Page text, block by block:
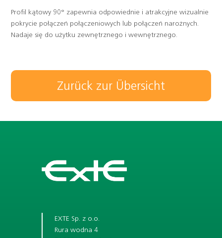
Profil kątowy 90° zapewnia odpowiednie i atrakcyjne wizualnie
pokrycie połączeń połączeniowych lub połączeń narożnych.
Nadaje się do użytku zewnętrznego i wewnętrznego.
Zurück zur Übersicht
EXTE Sp. z o.o.
Rura wodna 4